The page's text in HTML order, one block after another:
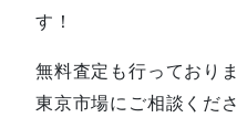
す！
無料査定も行っており
東京市場にご相談くだ